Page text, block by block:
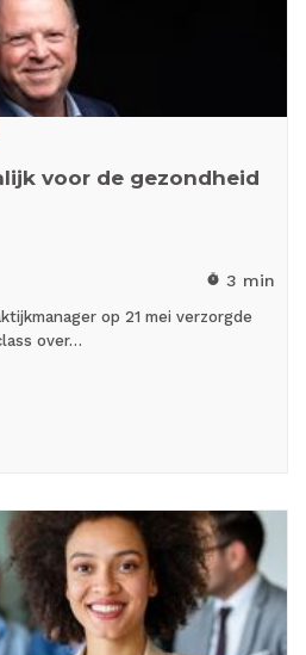
voor de gezondheid
timer 3 min
op 21 mei verzorgde
over…